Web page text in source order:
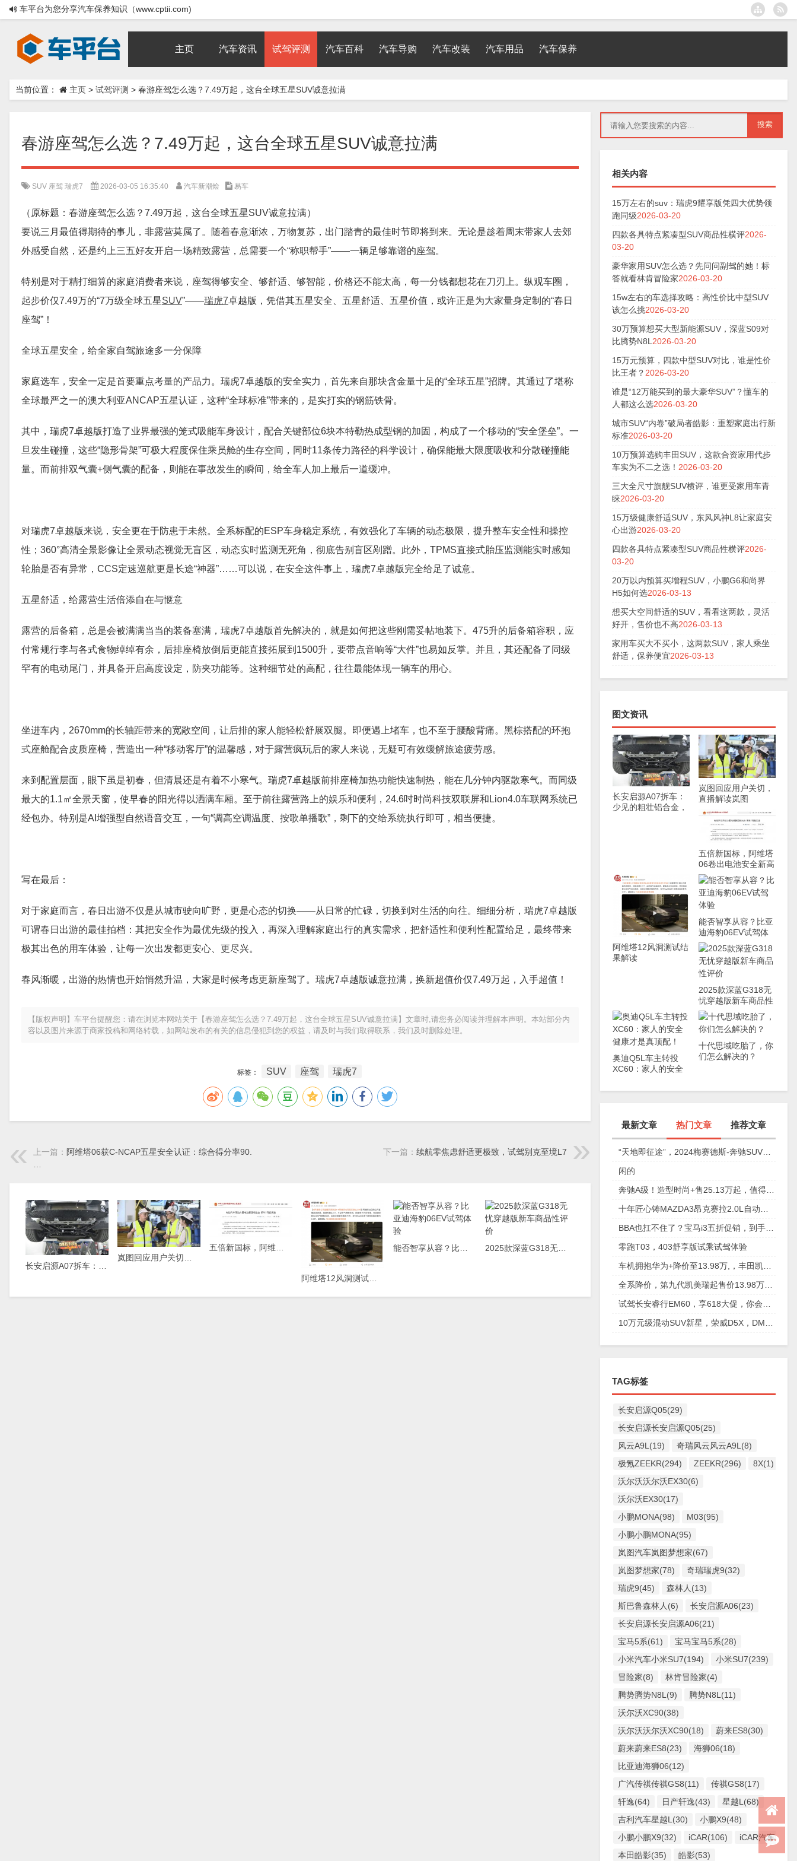
车平台为您分享汽车保养知识（www.cptii.com)
主页 汽车资讯 试驾评测 汽车百科 汽车导购 汽车改装 汽车用品 汽车保养
当前位置： 主页 > 试驾评测 > 春游座驾怎么选？7.49万起，这台全球五星SUV诚意拉满
春游座驾怎么选？7.49万起，这台全球五星SUV诚意拉满
SUV 座驾 瑞虎7 2026-03-05 16:35:40 汽车新潮烩 易车
（原标题：春游座驾怎么选？7.49万起，这台全球五星SUV诚意拉满）
要说三月最值得期待的事儿，非露营莫属了。随着春意渐浓，万物复苏，出门踏青的最佳时节即将到来。无论是趁着周末带家人去郊
外感受自然，还是约上三五好友开启一场精致露营，总需要一个“称职帮手”——一辆足够靠谱的座驾。
特别是对于精打细算的家庭消费者来说，座驾得够安全、够舒适、够智能，价格还不能太高，每一分钱都想花在刀刃上。纵观车圈，
起步价仅7.49万的“7万级全球五星SUV”——瑞虎7卓越版，凭借其五星安全、五星舒适、五星价值，或许正是为大家量身定制的“春日
座驾”！
全球五星安全，给全家自驾旅途多一分保障
家庭选车，安全一定是首要重点考量的产品力。瑞虎7卓越版的安全实力，首先来自那块含金量十足的“全球五星”招牌。其通过了堪称
全球最严之一的澳大利亚ANCAP五星认证，这种“全球标准”带来的，是实打实的钢筋铁骨。
其中，瑞虎7卓越版打造了业界最强的笼式吸能车身设计，配合关键部位6块本特勒热成型钢的加固，构成了一个移动的“安全堡垒”。一
旦发生碰撞，这些“隐形骨架”可极大程度保住乘员舱的生存空间，同时11条传力路径的科学设计，确保能最大限度吸收和分散碰撞能
量。而前排双气囊+侧气囊的配备，则能在事故发生的瞬间，给全车人加上最后一道缓冲。
对瑞虎7卓越版来说，安全更在于防患于未然。全系标配的ESP车身稳定系统，有效强化了车辆的动态极限，提升整车安全性和操控
性；360°高清全景影像让全景动态视觉无盲区，动态实时监测无死角，彻底告别盲区剐蹭。此外，TPMS直接式胎压监测能实时感知
轮胎是否有异常，CCS定速巡航更是长途“神器”……可以说，在安全这件事上，瑞虎7卓越版完全给足了诚意。
五星舒适，给露营生活倍添自在与惬意
露营的后备箱，总是会被满满当当的装备塞满，瑞虎7卓越版首先解决的，就是如何把这些刚需妥帖地装下。475升的后备箱容积，应
付常规行李与各式食物绰绰有余，后排座椅放倒后更能直接拓展到1500升，要带点音响等“大件”也易如反掌。并且，其还配备了同级
罕有的电动尾门，并具备开启高度设定，防夹功能等。这种细节处的高配，往往最能体现一辆车的用心。
坐进车内，2670mm的长轴距带来的宽敞空间，让后排的家人能轻松舒展双腿。即便遇上堵车，也不至于腰酸背痛。黑棕搭配的环抱
式座舱配合皮质座椅，营造出一种“移动客厅”的温馨感，对于露营疯玩后的家人来说，无疑可有效缓解旅途疲劳感。
来到配置层面，眼下虽是初春，但清晨还是有着不小寒气。瑞虎7卓越版前排座椅加热功能快速制热，能在几分钟内驱散寒气。而同级
最大的1.1㎡全景天窗，使早春的阳光得以洒满车厢。至于前往露营路上的娱乐和便利，24.6吋时尚科技双联屏和Lion4.0车联网系统已
经包办。特别是AI增强型自然语音交互，一句“调高空调温度、按歌单播歌”，剩下的交给系统执行即可，相当便捷。
写在最后：
对于家庭而言，春日出游不仅是从城市驶向旷野，更是心态的切换——从日常的忙碌，切换到对生活的向往。细细分析，瑞虎7卓越版
可谓春日出游的最佳拍档：其把安全作为最优先级的投入，再深入理解家庭出行的真实需求，把舒适性和便利性配置给足，最终带来
极其出色的用车体验，让每一次出发都更安心、更尽兴。
春风渐暖，出游的热情也开始悄然升温，大家是时候考虑更新座驾了。瑞虎7卓越版诚意拉满，换新超值价仅7.49万起，入手超值！
【版权声明】车平台提醒您：请在浏览本网站关于【春游座驾怎么选？7.49万起，这台全球五星SUV诚意拉满】文章时,请您务必阅读并理解本声明。本站部分内
容以及图片来源于商家投稿和网络转载，如网站发布的有关的信息侵犯到您的权益，请及时与我们取得联系，我们及时删除处理。
标签： SUV 座驾 瑞虎7
上一篇： 阿维塔06获C-NCAP五星安全认证：综合得分率90.
下一篇： 续航零焦虑舒适更极致，试驾别克至境L7
长安启源A07拆车：少见的粗壮铝合金，学美国车家里有矿！
相关内容
15万左右的suv：瑞虎9耀享版凭四大优势领
跑同级2026-03-20
四款各具特点紧凑型SUV商品性横评2026-
03-20
豪华家用SUV怎么选？先问问副驾的她！标
答就看林肯冒险家2026-03-20
15w左右的车选择攻略：高性价比中型SUV
该怎么挑2026-03-20
30万预算想买大型新能源SUV，深蓝S09对
比腾势N8L 2026-03-20
15万元预算，四款中型SUV对比，谁是性价
比王者？ 2026-03-20
谁是“12万能买到的最大豪华SUV”？懂车的
人都这么选2026-03-20
城市SUV“内卷”破局者皓影：重塑家庭出行新
标准2026-03-20
10万预算选购丰田SUV，这款合资家用代步
车实为不二之选！ 2026-03-20
三大全尺寸旗舰SUV横评，谁更受家用车青
睐2026-03-20
15万级健康舒适SUV，东风风神L8让家庭安
心出游2026-03-20
四款各具特点紧凑型SUV商品性横评2026-
03-20
20万以内预算买增程SUV，小鹏G6和尚界
H5如何选2026-03-13
想买大空间舒适的SUV，看看这两款，灵活
好开，售价也不高2026-03-13
家用车买大不买小，这两款SUV，家人乘坐
舒适，保养便宜2026-03-13
图文资讯
长安启源A07拆车：
少见的粗壮铝合金，
岚图回应用户关切，
直播解读岚图
FREE+生产细节
五倍新国标，阿维塔
06卷出电池安全新高
度
阿维塔12风洞测试结
果解读
能否智享从容？比亚
迪海豹06EV试驾体
验
2025款深蓝G318无
忧穿越版新车商品性
评价
奥迪Q5L车主转投
XC60：家人的安全
十代思域吃胎了，你
们怎么解决的？
最新文章 热门文章 推荐文章
闲的
零跑T03，403舒享版试乘试驾体验
TAG标签
长安启源Q05(29)
长安启源长安启源Q05(25)
风云A9L(19)
奇瑞风云风云A9L(8)
极氪ZEEKR(294)
ZEEKR(296)
8X(1)
沃尔沃沃尔沃EX30(6)
沃尔沃EX30(17)
小鹏MONA(98)
M03(95)
小鹏小鹏MONA(95)
岚图汽车岚图梦想家(67)
岚图梦想家(78)
奇瑞瑞虎9(32)
瑞虎9(45)
森林人(13)
斯巴鲁森林人(6)
长安启源A06(23)
长安启源长安启源A06(21)
宝马5系(61)
宝马宝马5系(28)
小米汽车小米SU7(194)
小米SU7(239)
冒险家(8)
林肯冒险家(4)
腾势腾势N8L(9)
腾势N8L(11)
沃尔沃XC90(38)
沃尔沃沃尔沃XC90(18)
蔚来ES8(30)
蔚来蔚来ES8(23)
海狮06(18)
比亚迪海狮06(12)
广汽传祺传祺GS8(11)
传祺GS8(17)
轩逸(64)
日产轩逸(43)
星越L(68)
吉利汽车星越L(30)
小鹏X9(48)
小鹏小鹏X9(32)
iCAR(106)
iCAR汽车
本田皓影(35)
皓影(53)